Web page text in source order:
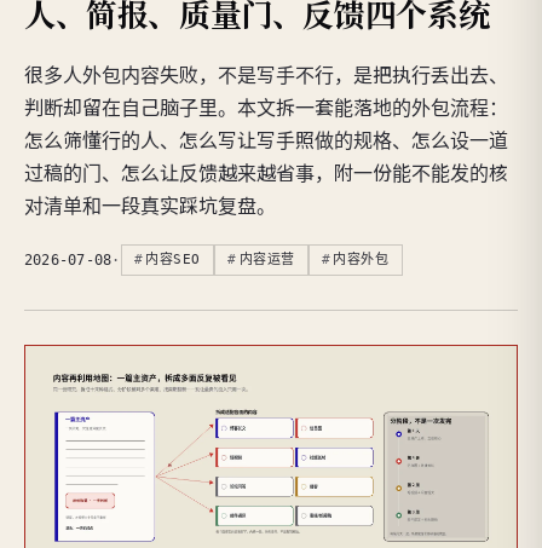
人、简报、质量门、反馈四个系统
很多人外包内容失败，不是写手不行，是把执行丢出去、
判断却留在自己脑子里。本文拆一套能落地的外包流程：
怎么筛懂行的人、怎么写让写手照做的规格、怎么设一道
过稿的门、怎么让反馈越来越省事，附一份能不能发的核
对清单和一段真实踩坑复盘。
2026-07-08 · 内容SEO 内容运营 内容外包